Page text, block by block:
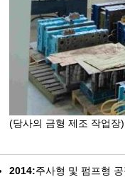
(당사의 금형 제조 작업장)
2014:주사형 및 펌프형